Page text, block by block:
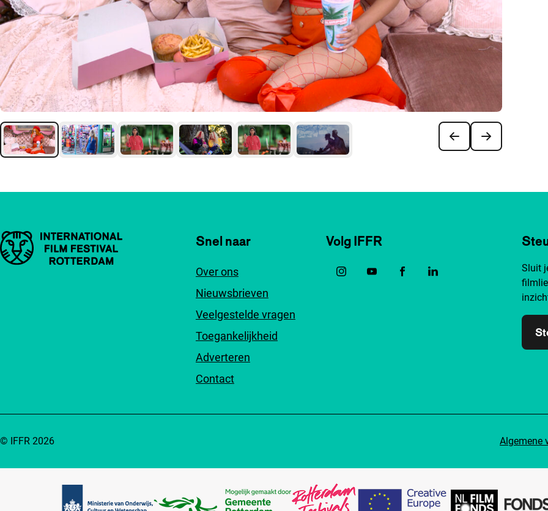
Belangrijke links Snel naar
Over ons
Nieuwsbrieven
Veelgestelde vragen
Toegankelijkheid
Adverteren
Contact
Volg IFFR
Sluit
Algemene
© IFFR 2026